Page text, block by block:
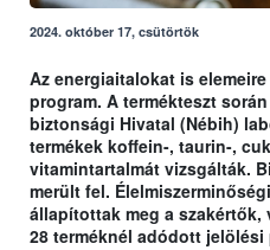
2024. október 17, csütörtök
Az energiaitalokat is
program. A termékteszt
biztonsági Hivatal (Nébih)
termékek koffein-, taurin-,
vitamintartalmát vizsgálták.
merült fel.
állapítottak meg a
28 terméknél adódott jelölési